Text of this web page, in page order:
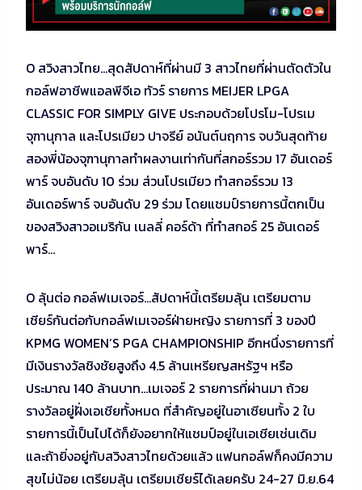
O สวิงสาวไทย…สุดสัปดาห์ที่ผ่านมี 3 สาวไทยที่ผ่านตัดตัวใน
กอล์ฟอาชีพแอลพีจีเอ ทัวร์ รายการ MEIJER LPGA
CLASSIC FOR SIMPLY GIVE ประกอบด้วยโปรโม-โปรเม
จุฑานุกาล และโปรเมียว ปาจรีย์ อนันต์นฤการ จบวันสุดท้าย
สองพี่น้องจุฑานุกาลทำผลงานเท่ากันที่สกอร์รวม 17 อันเดอร์
พาร์ จบอันดับ 10 ร่วม ส่วนโปรเมียว ทำสกอร์รวม 13
อันเดอร์พาร์ จบอันดับ 29 ร่วม โดยแชมป์รายการนี้ตกเป็น
ของสวิงสาวอเมริกัน เนลลี่ คอร์ด้า ที่ทำสกอร์ 25 อันเดอร์
พาร์…
O ลุ้นต่อ กอล์ฟเมเจอร์…สัปดาห์นี้เตรียมลุ้น เตรียมตาม
เชียร์กันต่อกับกอล์ฟเมเจอร์ฝ่ายหญิง รายการที่ 3 ของปี
KPMG WOMEN’S PGA CHAMPIONSHIP อีกหนึ่งรายการที่
มีเงินรางวัลชิงชัยสูงถึง 4.5 ล้านเหรียญสหรัฐฯ หรือ
ประมาณ 140 ล้านบาท…เมเจอร์ 2 รายการที่ผ่านมา ถ้วย
รางวัลอยู่ฝั่งเอเชียทั้งหมด ที่สำคัญอยู่ในอาเซียนทั้ง 2 ใบ
รายการนี้เป็นไปได้ก็ยังอยากให้แชมป์อยู่ในเอเชียเช่นเดิม
และถ้ายิ่งอยู่กับสวิงสาวไทยด้วยแล้ว แฟนกอล์ฟก็คงมีความ
สุขไม่น้อย เตรียมลุ้น เตรียมเชียร์ได้เลยครับ 24-27 มิ.ย.64